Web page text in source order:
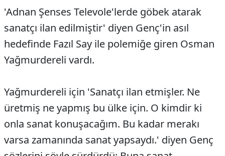
'Adnan Şenses Televole'lerde göbek atarak
sanatçı ilan edilmiştir' diyen Genç'in asıl
hedefinde Fazıl Say ile polemiğe giren Osman
Yağmurdereli vardı.
Yağmurdereli için 'Sanatçı ilan etmişler. Ne
üretmiş ne yapmış bu ülke için. O kimdir ki
onla sanat konuşacağım. Bu kadar merakı
varsa zamanında sanat yapsaydı.' diyen Genç